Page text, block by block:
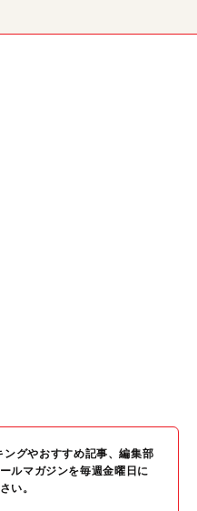
グやおすすめ記事、編集部
ルマガジンを毎週金曜日に
い。